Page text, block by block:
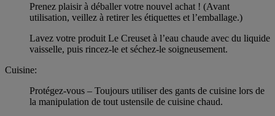
Prenez plaisir à déballer votre nouvel achat ! (Avant
utilisation, veillez à retirer les étiquettes et l’emballage.)
Lavez votre produit Le Creuset à l’eau chaude avec du liquide
vaisselle, puis rincez-le et séchez-le soigneusement.
Cuisine:
Protégez-vous – Toujours utiliser des gants de cuisine lors de
la manipulation de tout ustensile de cuisine chaud.